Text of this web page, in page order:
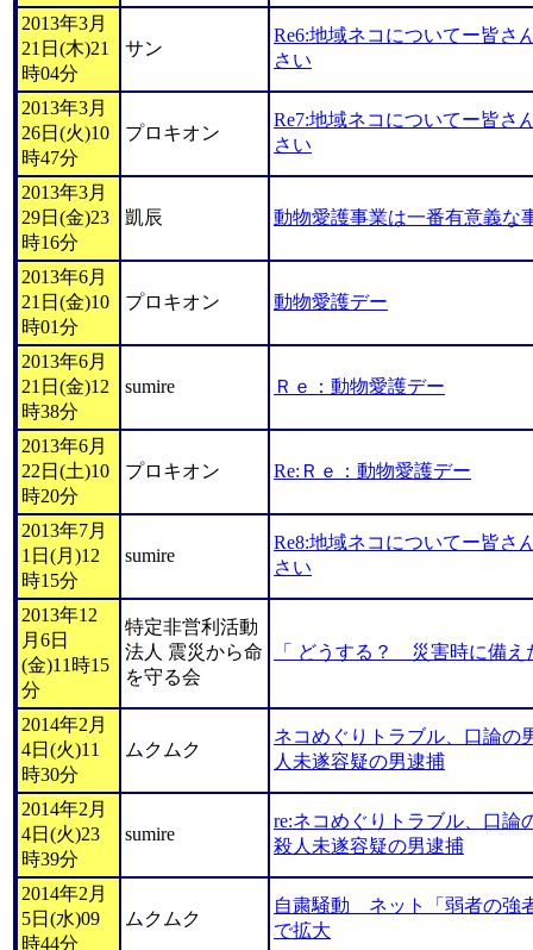
2013年3月
21日(木)21
時04分
サン
Re6:地域ネコについてー皆さ
さい
2013年3月
26日(火)10
時47分
プロキオン
Re7:地域ネコについてー皆さ
さい
2013年3月
29日(金)23
時16分
凱辰 動物愛護事業は一番有意義な
2013年6月
21日(金)10
時01分
プロキオン 動物愛護デー
2013年6月
21日(金)12
時38分
sumire Ｒｅ：動物愛護デー
2013年6月
22日(土)10
時20分
プロキオン Re:Ｒｅ：動物愛護デー
2013年7月
1日(月)12
時15分
sumire
Re8:地域ネコについてー皆さ
さい
2013年12
月6日
(金)11時15
分
特定非営利活動
法人 震災から命
を守る会
「 どうする？ 災害時に備え
2014年2月
4日(火)11
時30分
ムクムク
ネコめぐりトラブル、口論
人未遂容疑の男逮捕
2014年2月
4日(火)23
時39分
sumire
re:ネコめぐりトラブル、口
殺人未遂容疑の男逮捕
2014年2月
5日(水)09
時44分
ムクムク
自粛騒動 ネット「弱者の強
で拡大